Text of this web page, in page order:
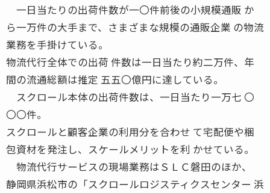
一日当たりの出荷件数が一〇件前後の小規模通販 か
ら一万件の大手まで、さまざまな規模の通販企業 の物流
業務を手掛けている。
物流代行全体での出荷 件数は一日当たり約二万件、年
間の流通総額は推定 五五〇億円に達している。
スクロール本体の出荷件数は、一日当たり一万七 〇
〇〇件。
スクロールと顧客企業の利用分を合わせ て宅配便や梱
包資材を発注し、スケールメリットを利 かせている。
物流代行サービスの現場業務はＳＬＣ磐田のほか、
静岡県浜松市の「スクロールロジスティクスセンター 浜